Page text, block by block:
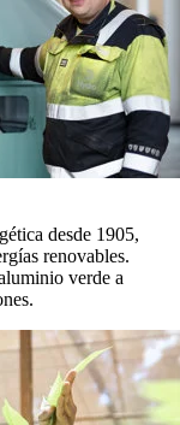
desde 1905,
renovables.
verde a